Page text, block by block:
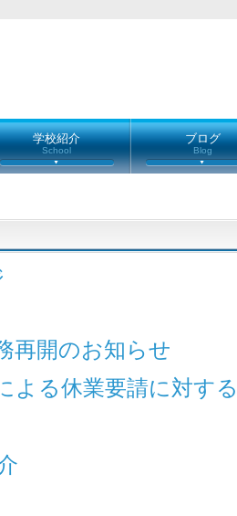
学校紹介
School
ブログ
Blog
再開のお知らせ
よる休業要請に対す